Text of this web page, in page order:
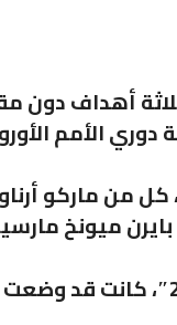
أهداف دون
الأمم
جدير بالذكر أن قرعة كأس